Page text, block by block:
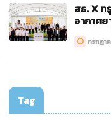
สธ. X ท
อากาศ
กรกฎา
Tag